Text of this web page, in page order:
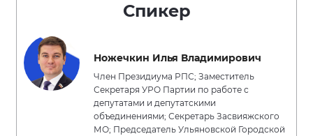
Спикер
Ножечкин Илья Владимирович
Член Президиума РПС; Заместитель
Секретаря УРО Партии по работе с
депутатами и депутатскими
объединениями; Секретарь Засвияжского
МО; Председатель Ульяновской Городской